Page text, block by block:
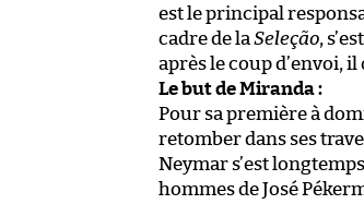
est le principal
cadre de laSeleção,
après le coup d’envoi,
Le but de Miranda :
Pour sa première à
retomber dans ses
Neymar s’est
hommes de José